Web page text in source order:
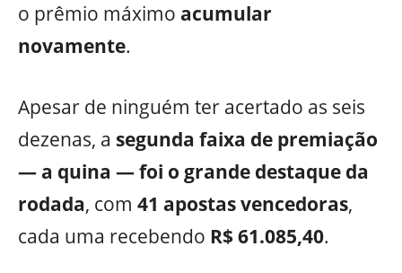
o prêmio máximo acumular
novamente.
Apesar de ninguém ter acertado as seis
dezenas, a segunda faixa de premiação
— a quina — foi o grande destaque da
rodada, com 41 apostas vencedoras,
cada uma recebendo R$ 61.085,40.